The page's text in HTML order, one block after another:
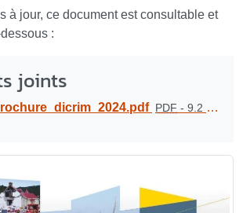
à jour, ce document est consultable et
:
joints
PDF - 9.2 Mio